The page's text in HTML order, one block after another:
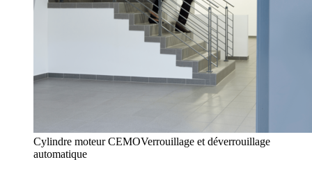
Cylindre moteur CEMOVerrouillage et déverrouillage
automatique